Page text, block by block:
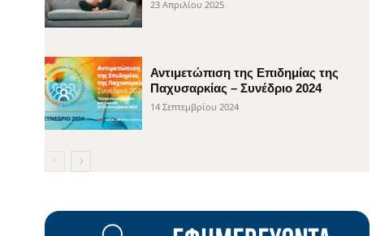
23 Απριλίου 2025
Αντιμετώπιση της Επιδημίας της
Παχυσαρκίας – Συνέδριο 2024
14 Σεπτεμβρίου 2024